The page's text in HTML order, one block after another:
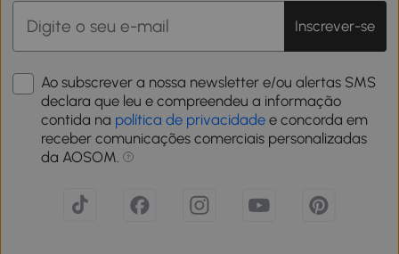
Inscrever-se
Ao subscrever a nossa newsletter e/ou alertas SMS
declara que leu e compreendeu a informação
contida na política de privacidade e concorda em
receber comunicações comerciais personalizadas
da AOSOM.